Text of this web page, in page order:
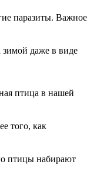
паразиты. Важное
зимой даже в виде
птица в нашей
того, как
птицы набирают